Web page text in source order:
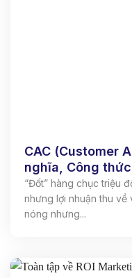
CAC (Customer
nghĩa, Công
“Đốt” hàng chục triệu
nhưng lợi nhuận thu về
nóng nhưng...